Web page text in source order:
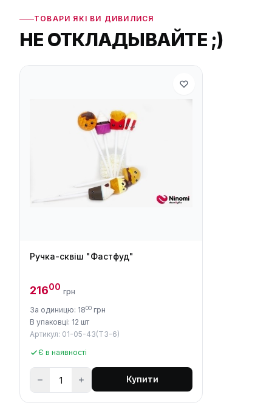
ТОВАРИ ЯКІ ВИ ДИВИЛИСЯ
НЕ ОТКЛАДЫВАЙТЕ ;)
Ручка-сквіш "Фастфуд"
21600 грн
За одиницю: 1800 грн
В упаковці: 12 шт
Артикул: 01-05-43(Т3-6)
Є в наявності
Купити